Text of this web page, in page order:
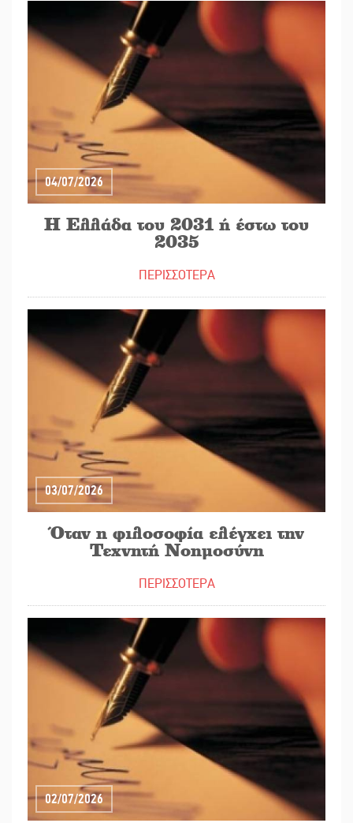
04/07/2026
Η Ελλάδα του 2031 ή έστω του
2035
ΠΕΡΙΣΣΟΤΕΡΑ
03/07/2026
Όταν η φιλοσοφία ελέγχει την
Τεχνητή Νοημοσύνη
ΠΕΡΙΣΣΟΤΕΡΑ
02/07/2026